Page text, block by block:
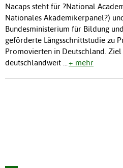
Nacaps steht für ?National
Nationales Akademikerpanel?)
Bundesministerium für Bildung
geförderte Längsschnittstudie zu
Promovierten in Deutschland.
deutschlandweit
+ mehr